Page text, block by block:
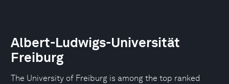
Albert-Ludwigs-Universität
Freiburg
The University of Freiburg is among the top ranked